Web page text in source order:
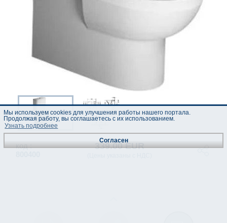
код :
339.00 EUR
Мы используем cookies для улучшения работы нашего портала.
Продолжая работу, вы соглашаетесь с их использованием.
Узнать подробнее
Согласен